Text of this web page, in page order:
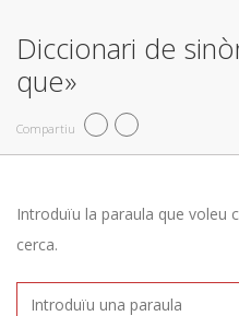
Diccionari de
que»
Compartiu
Introduïu la paraula que voleu
cerca.